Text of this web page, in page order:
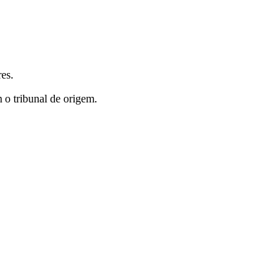
o tribunal de origem.